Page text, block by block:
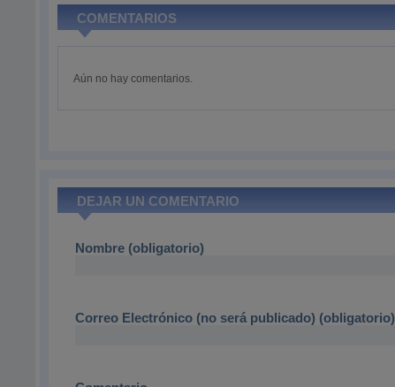
COMENTARIOS
Aún no hay comentarios.
DEJAR UN COMENTARIO
Nombre (obligatorio)
Correo Electrónico (no será publicado) (obligatorio)